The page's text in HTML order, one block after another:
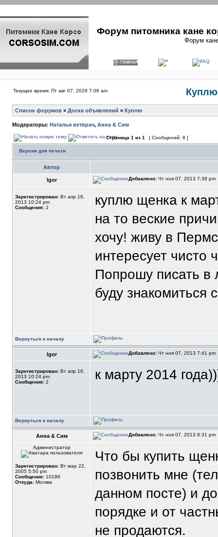
Форум питомника кане
Форум
Текущее время: Пт авг 07, 2026 7:06 am Куплю
Список форумов » Доска объявлений » Куплю
Модераторы: Наталья ветврач, Анна & Сим
Страница 1 из 1 [ Сообщений: 8 ]
Версия для печати
Автор
Igor Добавлено: Чт ноя 07, 2013 7:39 pm
Зарегистрирован: Вт апр 16,
2013 10:24 pm
Сообщения: 2
куплю щенка к
на то веские
хочу! живу в
интересует чисто
Попрошу писать в
буду знакомиться
Вернуться к началу
Igor Добавлено: Чт ноя 07, 2013 7:41 pm
Зарегистрирован: Вт апр 16,
2013 10:24 pm
Сообщения: 2 к марту 2014
Вернуться к началу
Анна & Сим Добавлено: Чт ноя 07, 2013 9:31 pm
Администратор
Зарегистрирован: Вт мар 22,
2005 5:50 pm
Сообщения: 10186
Откуда: Москва
Что бы купить
позвонить мне
данном посте) и
порядке и от
не продаются.